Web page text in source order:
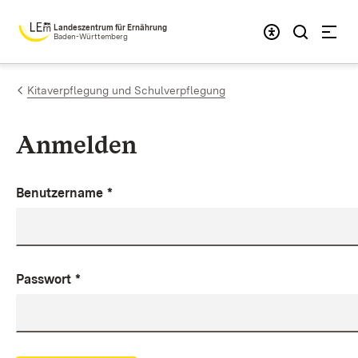
Zum Inhalt springen
Landeszentrum für Ernährung
Baden-Württemberg
Kitaverpflegung und Schulverpflegung
Anmelden
Benutzername *
Passwort *